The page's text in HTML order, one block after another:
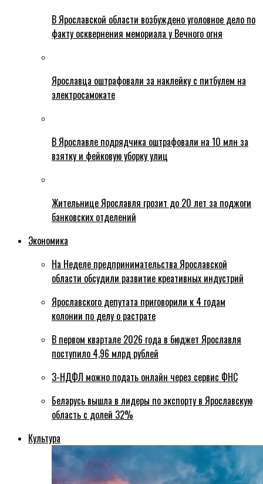
В Ярославской области возбуждено уголовное дело по
факту осквернения мемориала у Вечного огня
Ярославца оштрафовали за наклейку с питбулем на
электросамокате
В Ярославле подрядчика оштрафовали на 10 млн за
взятку и фейковую уборку улиц
Жительнице Ярославля грозит до 20 лет за поджоги
банковских отделений
Экономика
На Неделе предпринимательства Ярославской
области обсудили развитие креативных индустрий
Ярославского депутата приговорили к 4 годам
колонии по делу о растрате
В первом квартале 2026 года в бюджет Ярославля
поступило 4,96 млрд рублей
3-НДФЛ можно подать онлайн через сервис ФНС
Беларусь вышла в лидеры по экспорту в Ярославскую
область с долей 32%
Культура